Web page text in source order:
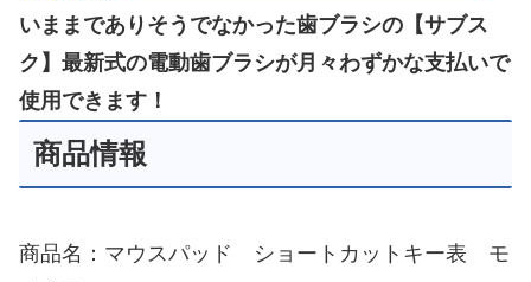
いままでありそうでなかった歯ブラシの【サブス
ク】最新式の電動歯ブラシが月々わずかな支払いで
使用できます！
商品情報
商品名：マウスパッド ショートカットキー表 モ